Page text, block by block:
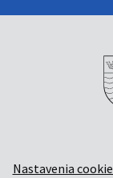
Nastavenia